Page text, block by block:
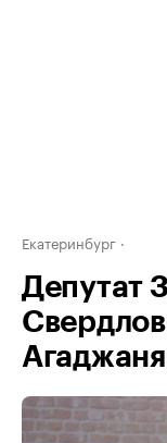
Екатеринбург
Депутат